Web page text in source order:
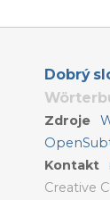
Dobrý
Zdroje
Kontakt
Creative